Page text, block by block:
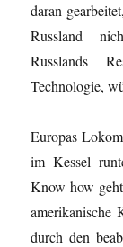
daran
Russland
Russlands
Technologie,
Europas
im Kessel
Know how
amerikanische
durch den